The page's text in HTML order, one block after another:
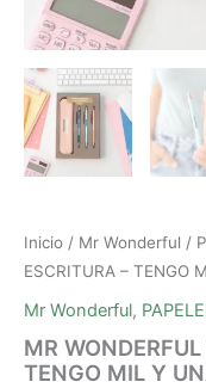
Inicio / Mr Wonderful /
ESCRITURA – TENGO
Mr Wonderful,
MR
TENGO MIL Y